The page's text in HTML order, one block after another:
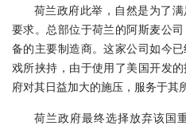
荷兰政府此举，自然是为了
要求。总部位于荷兰的阿斯麦公
备的主要制造商。这家公司如今
戏所挟持，由于使用了美国开发
府对其日益加大的施压，服务于其
荷兰政府最终选择放弃该国